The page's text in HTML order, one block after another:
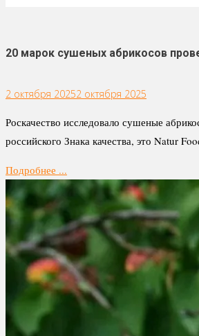
20 марок сушеных абрикосов
2 октября 20252 октября 2025
Роскачество исследовало сушеные
российского Знака качества, это Natur
Подробнее ...